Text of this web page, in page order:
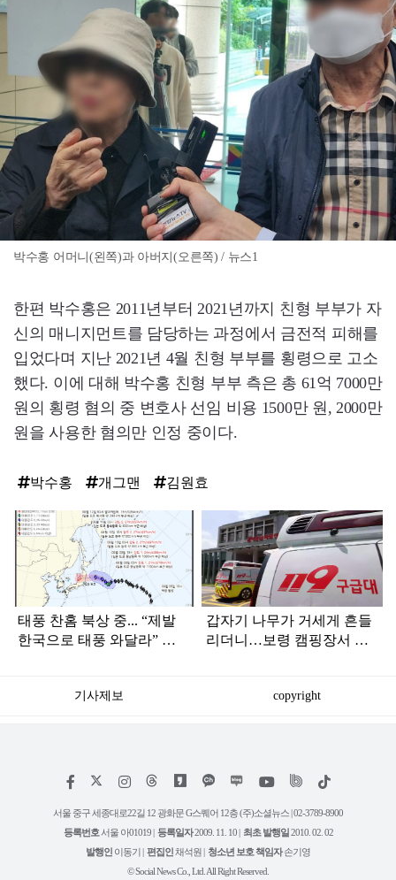
박수홍 어머니(왼쪽)과 아버지(오른쪽) / 뉴스1
한편 박수홍은 2011년부터 2021년까지 친형 부부가 자
신의 매니지먼트를 담당하는 과정에서 금전적 피해를
입었다며 지난 2021년 4월 친형 부부를 횡령으로 고소
했다. 이에 대해 박수홍 친형 부부 측은 총 61억 7000만
원의 횡령 혐의 중 변호사 선임 비용 1500만 원, 2000만
원을 사용한 혐의만 인정 중이다.
박수홍 개그맨 김원효
탑
라
인
태풍 찬홈 북상 중... “제발
한국으로 태풍 와달라” 말
갑자기 나무가 거세게 흔들
리더니…보령 캠핑장서 일
기사제보 copyright
페
스
인
타
램
위
트
유
튜
틱
서울 중구 세종대로22길 12 광화문 G스퀘어 12층 (주)소셜뉴스 | 02-3789-8900
등록번호 서울 아01019 | 등록일자2009. 11. 10 | 최초 발행일2010. 02. 02
발행인 이동기 | 편집인채석원 | 청소년 보호 책임자손기영
© Social News Co., Ltd. All Right Reserved.